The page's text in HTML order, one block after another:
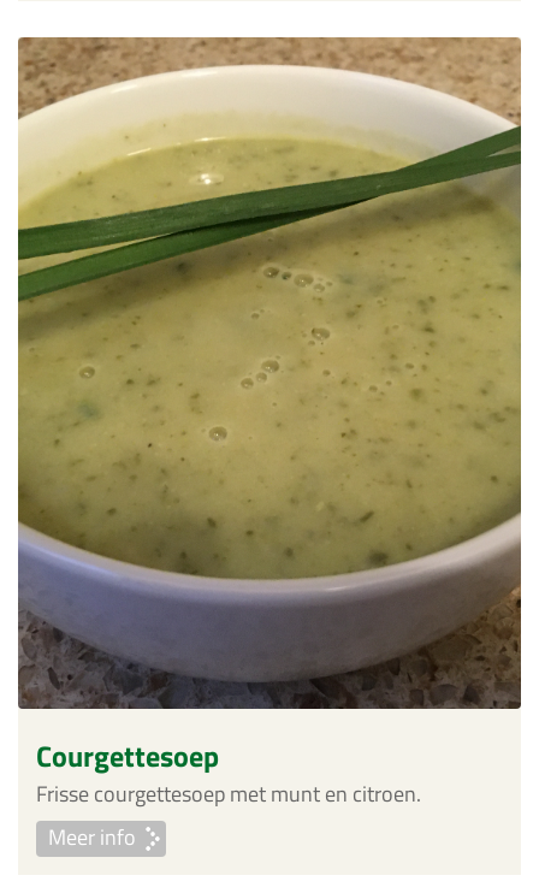
Courgettesoep
Frisse courgettesoep met munt en citroen.
Meer info